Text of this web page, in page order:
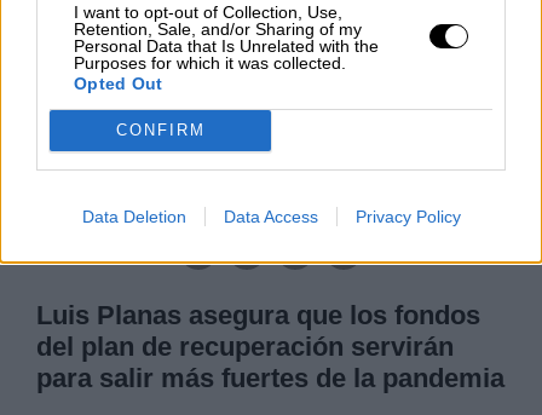
I want to opt-out of Collection, Use,
Retention, Sale, and/or Sharing of my
Personal Data that Is Unrelated with the
Purposes for which it was collected.
Opted Out
CONFIRM
Data Deletion Data Access Privacy Policy
NOTICIAS MAS VISTAS
L A I.A. Y SUS CONSECUENCIAS
Luis Planas asegura que los fondos
del plan de recuperación servirán
para salir más fuertes de la pandemia